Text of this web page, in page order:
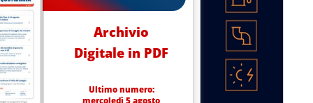
Archivio
Digitale in PDF
Ultimo numero:
mercoledì 5 agosto